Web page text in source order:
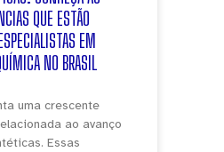
QUE ESTÃO
EM
NO BRASIL
uma crescente
ao avanço
Essas